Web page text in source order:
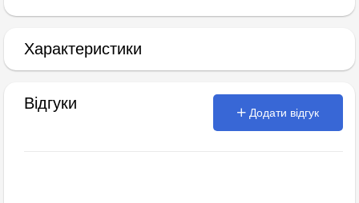
Характеристики
Відгуки
Додати відгук